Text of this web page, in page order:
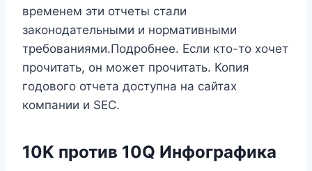
временем эти отчеты стали
законодательными и нормативными
требованиями.Подробнее. Если кто-то хочет
прочитать, он может прочитать. Копия
годового отчета доступна на сайтах
компании и SEC.
10K против 10Q Инфографика